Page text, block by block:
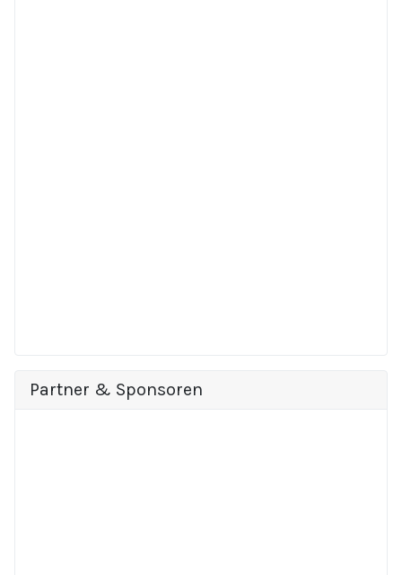
Partner & Sponsoren